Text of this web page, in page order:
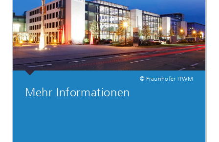
© Fraunhofer ITWM
Mehr Informationen